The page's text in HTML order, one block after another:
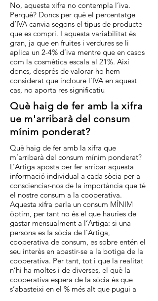
No, aquesta xifra no contempla l’iva.
Perquè? Doncs per què el percentatge
d’IVA canvia segons el tipus de producte
que es compri. I aquesta variabilitat és
gran, ja que en fruites i verdures se li
aplica un 2-4% d’iva mentre que en casos
com la cosmètica escala al 21%. Així
doncs, després de valorar-ho hem
considerat que incloure l’IVA en aquest
cas, no aporta res significatiu
Què haig de fer amb la xifra
ue m'arribarà del consum
mínim ponderat?
Què haig de fer amb la xifra que
m’arribarà del consum mínim ponderat?
L’Artiga aposta per fer arribar aquesta
informació individual a cada sòcia per a
conscienciar-nos de la importància que té
el nostre consum a la cooperativa.
Aquesta xifra parla un consum MÍNIM
òptim, per tant no és el que hauries de
gastar mensualment a l’Artiga: si una
persona es fa sòcia de l’Artiga,
cooperativa de consum, es sobre entén el
seu interès en abastir-se a la botiga de la
cooperativa. Per tant, tot i que la realitat
n’hi ha moltes i de diverses, el què la
cooperativa espera de la sòcia és que
s’abasteixi en el % més alt que pugui a